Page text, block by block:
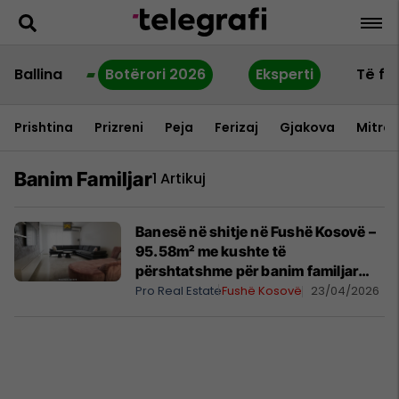
Ballina Botërori 2026 Eksperti Të
Prishtina Prizreni Peja Ferizaj Gjakova
Banim Familjar1 Artikuj
Banesë në shitje në Fushë Kosovë –
95.58m² me kushte të
përshtatshme për banim familjar
#14531
Pro Real EstateFushë Kosovë 23/04/2026